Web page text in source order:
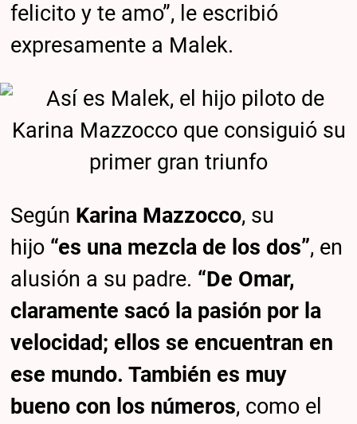
felicito y te amo”, le escribió
expresamente a Malek.
Según Karina Mazzocco, su
hijo “es una mezcla de los dos”, en
alusión a su padre. “De Omar,
claramente sacó la pasión por la
velocidad; ellos se encuentran en
ese mundo. También es muy
bueno con los números, como el